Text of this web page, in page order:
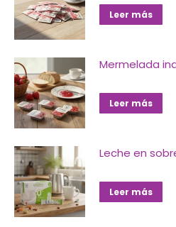
Leer más
Mermelada
Leer más
Leche en
Leer más